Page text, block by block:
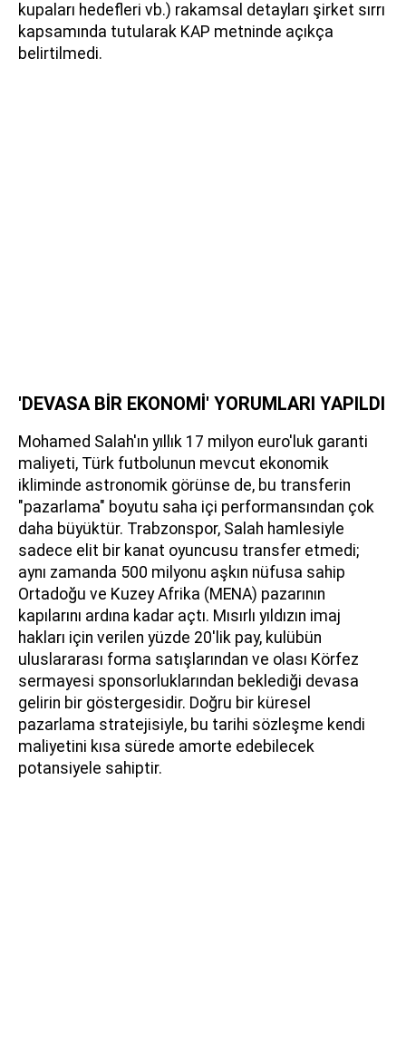
kupaları hedefleri vb.) rakamsal detayları şirket sırrı
kapsamında tutularak KAP metninde açıkça
belirtilmedi.
'DEVASA BİR EKONOMİ' YORUMLARI YAPILDI
Mohamed Salah'ın yıllık 17 milyon euro'luk garanti
maliyeti, Türk futbolunun mevcut ekonomik
ikliminde astronomik görünse de, bu transferin
"pazarlama" boyutu saha içi performansından çok
daha büyüktür. Trabzonspor, Salah hamlesiyle
sadece elit bir kanat oyuncusu transfer etmedi;
aynı zamanda 500 milyonu aşkın nüfusa sahip
Ortadoğu ve Kuzey Afrika (MENA) pazarının
kapılarını ardına kadar açtı. Mısırlı yıldızın imaj
hakları için verilen yüzde 20'lik pay, kulübün
uluslararası forma satışlarından ve olası Körfez
sermayesi sponsorluklarından beklediği devasa
gelirin bir göstergesidir. Doğru bir küresel
pazarlama stratejisiyle, bu tarihi sözleşme kendi
maliyetini kısa sürede amorte edebilecek
potansiyele sahiptir.